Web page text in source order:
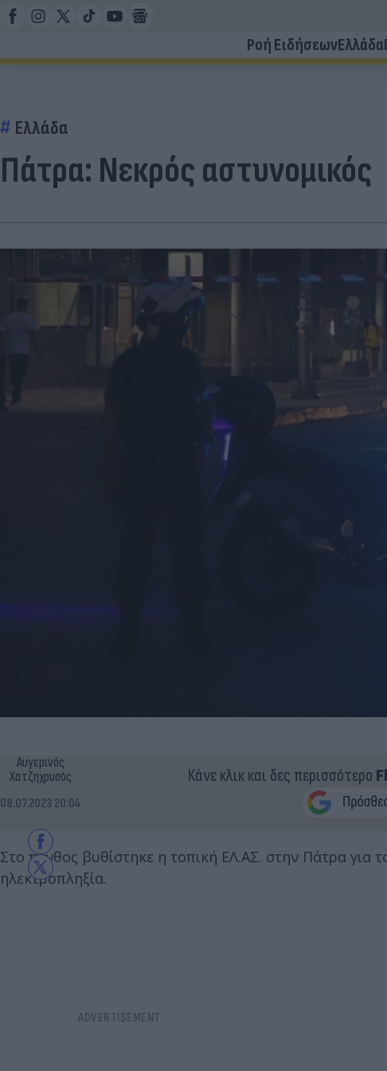
Ροή ΕιδήσεωνΕλλάδα
Ελλάδα
Πάτρα: Νεκρός αστυνομικός
Αυγερινός
Χατζηχρυσός
08.07.2023 20:04
Κάνε κλικ και δες περισσότερο
Στο πένθος βυθίστηκε η τοπική ΕΛ.ΑΣ. στην Πάτρα
ηλεκτροπληξία.